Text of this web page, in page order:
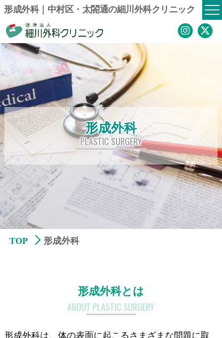
形成外科｜中村区・太閤通の細川外科クリニック
形成外科
PLASTIC SURGERY
TOP 形成外科
形成外科とは
ABOUT PLASTIC SURGERY
形成外科は、体の表面に起こるさまざまな問題に取